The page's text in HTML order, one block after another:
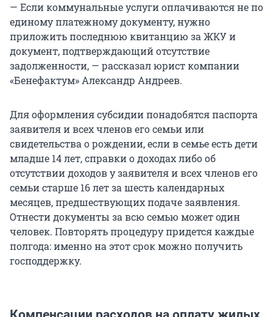
— Если коммунальные услуги оплачиваются не по
единому платежному документу, нужно
приложить последнюю квитанцию за ЖКУ и
документ, подтверждающий отсутствие
задолженности, — рассказал юрист компании
«Бенефактум» Александр Андреев.
Для оформления субсидии понадобятся паспорта
заявителя и всех членов его семьи или
свидетельства о рождении, если в семье есть дети
младше 14 лет, справки о доходах либо об
отсутствии доходов у заявителя и всех членов его
семьи старше 16 лет за шесть календарных
месяцев, предшествующих подаче заявления.
Отнести документы за всю семью может один
человек. Повторять процедуру придется каждые
полгода: именно на этот срок можно получить
господдержку.